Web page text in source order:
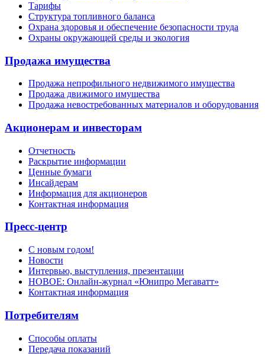
Тарифы
Структура топливного баланса
Охрана здоровья и обеспечение безопасности труда
Охраны окружающей среды и экология
Продажа имущества
Продажа непрофильного недвижимого имущества
Продажа движимого имущества
Продажа невостребованных материалов и оборудования
Акционерам и инвесторам
Отчетность
Раскрытие информации
Ценные бумаги
Инсайдерам
Информация для акционеров
Контактная информация
Пресс-центр
С новым годом!
Новости
Интервью, выступления, презентации
НОВОЕ: Онлайн-журнал «Юнипро Мегаватт»
Контактная информация
Потребителям
Способы оплаты
Передача показаний